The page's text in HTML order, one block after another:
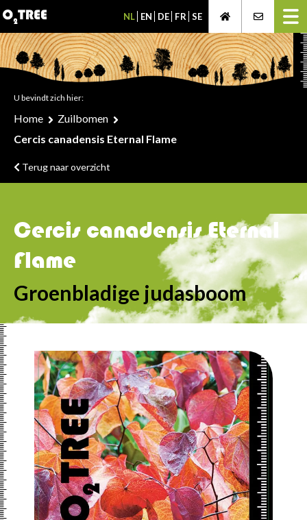
NL EN DE FR SE
U bevindt zich hier:
Home
Zuilbomen
Cercis canadensis Eternal Flame
Terug naar overzicht
Cercis canadensis Eternal
Flame
Groenbladige judasboom